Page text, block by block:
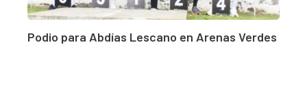
Podio para Abdías Lescano en Arenas Verdes